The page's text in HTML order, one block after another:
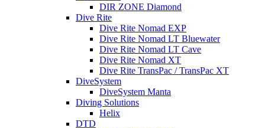
DIR ZONE Diamond
Dive Rite
Dive Rite Nomad EXP
Dive Rite Nomad LT Bluewater
Dive Rite Nomad LT Cave
Dive Rite Nomad XT
Dive Rite TransPac / TransPac XT
DiveSystem
DiveSystem Manta
Diving Solutions
Helix
DTD